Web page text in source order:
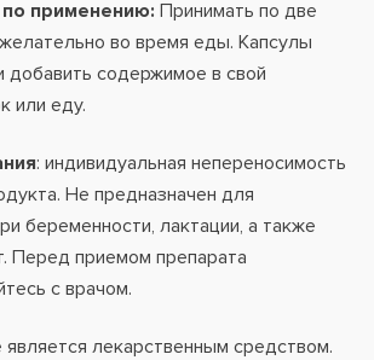
применению: Принимать по две
во время еды. Капсулы
добавить содержимое в свой
или еду.
: индивидуальная непереносимость
Не предназначен для
беременности, лактации, а также
Перед приемом препарата
с врачом.
является лекарственным средством.